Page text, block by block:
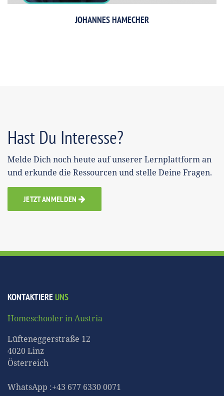
JOHANNES HAMECHER
Hast Du Interesse?
Melde Dich noch heute auf unserer Lernplattform an
und erkunde die Ressourcen und stelle Deine Fragen.
JETZT ANMELDEN
KONTAKTIEREUNS
Homeschooler in Austria
Lüfteneggerstraße 12
4020 Linz
Österreich
WhatsApp :+43 677 6330 0071